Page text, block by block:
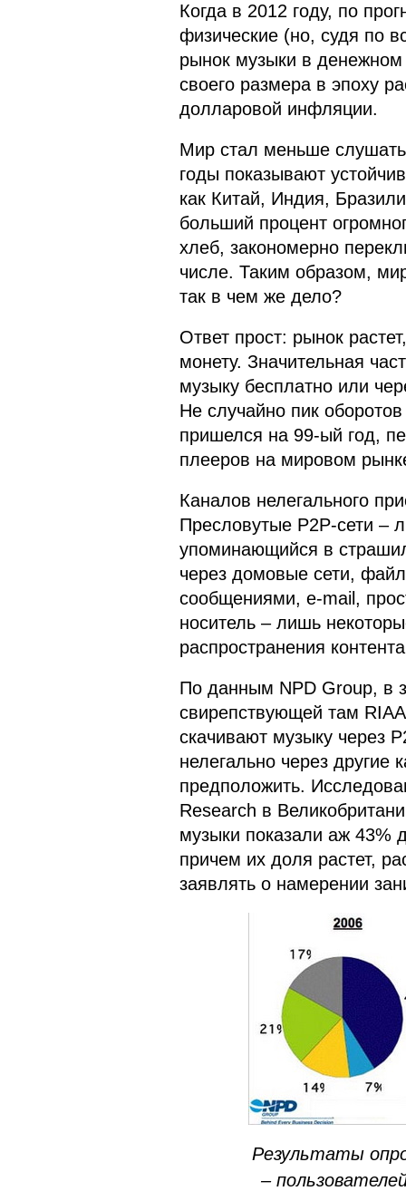
Когда в 2012 году, по
физические (но, судя по
рынок музыки в денежном
своего размера в эпоху
долларовой инфляции.
Мир стал меньше
годы показывают
как Китай, Индия,
больший процент
хлеб, закономерно
числе. Таким образом,
так в чем же дело?
Ответ прост: рынок
монету. Значительная
музыку бесплатно или
Не случайно пик
пришелся на 99-ый год,
плееров на мировом
Каналов нелегального
Пресловутые P2P-сети –
упоминающийся в
через домовые сети,
сообщениями, e-mail,
носитель – лишь
распространения
По данным NPD Group, в
свирепствующей там
скачивают музыку через
нелегально через другие
предположить.
Research в
музыки показали аж 43%
причем их доля растет,
заявлять о намерении
Результаты
–